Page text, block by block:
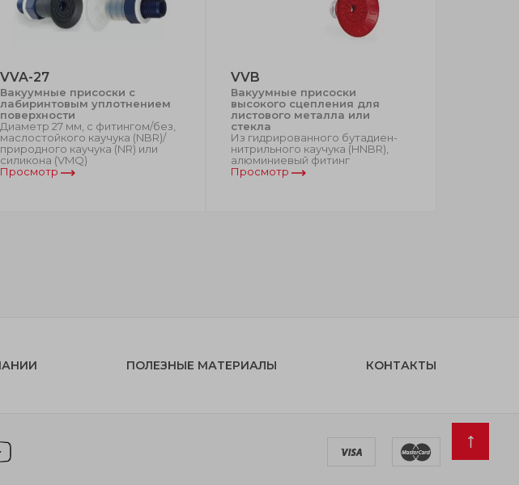
VVA-27
Вакуумные присоски с
лабиринтовым уплотнением
поверхности
Диаметр 27 мм, с фитингом/без,
маслостойкого каучука (NBR)/
природного каучука (NR) или
силикона (VMQ)
Просмотр
VVB
Вакуумные присоски
высокого сцепления для
листового металла или
стекла
Из гидрированного бутадиен-
нитрильного каучука (HNBR),
алюминиевый фитинг
Просмотр
ПОЛЕЗНЫЕ МАТЕРИАЛЫ КОНТАКТЫ